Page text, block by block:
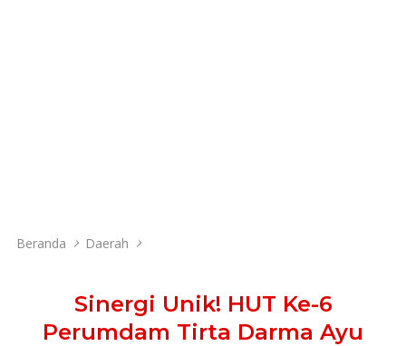
Beranda Daerah
Sinergi Unik! HUT Ke-6
Perumdam Tirta Darma Ayu